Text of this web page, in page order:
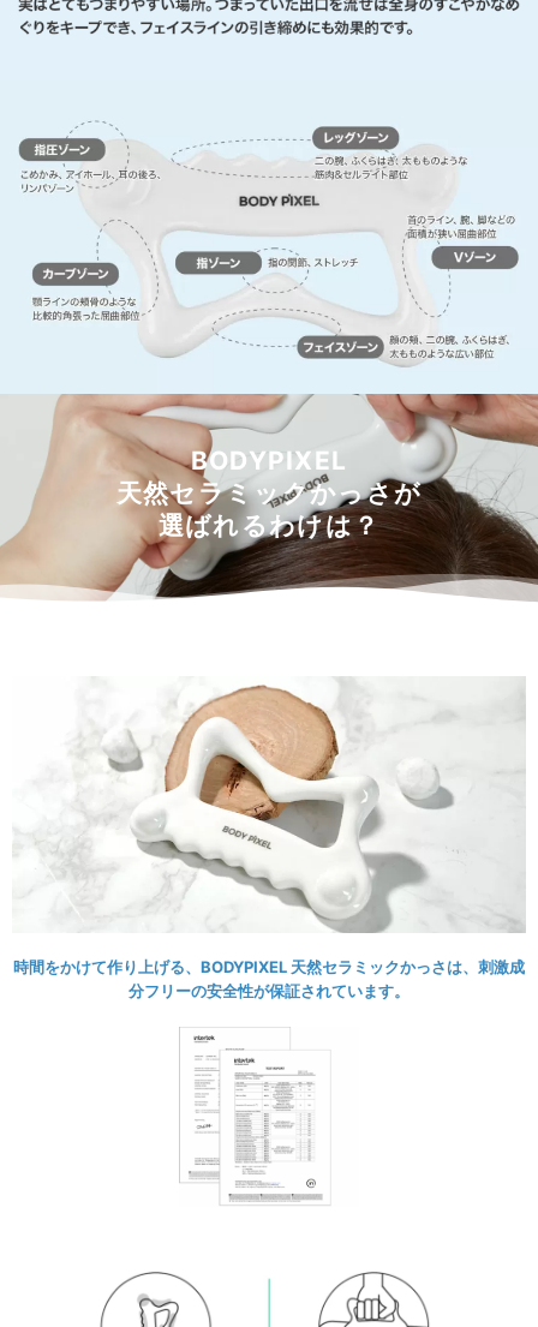
BODYPIXEL
天然セラミックかっさが
選ばれるわけは？
時間をかけて作り上げる、BODYPIXEL 天然セラミックかっさは、刺激成
分フリーの安全性が保証されています。